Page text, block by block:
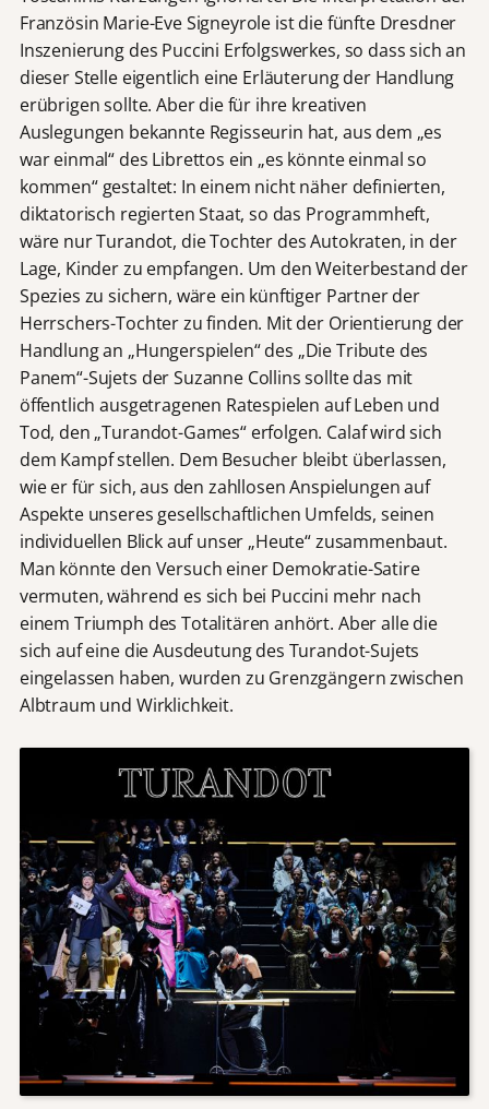
Französin Marie-Eve Signeyrole ist die fünfte Dresdner
Inszenierung des Puccini Erfolgswerkes, so dass sich an
dieser Stelle eigentlich eine Erläuterung der Handlung
erübrigen sollte. Aber die für ihre kreativen
Auslegungen bekannte Regisseurin hat, aus dem „es
war einmal“ des Librettos ein „es könnte einmal so
kommen“ gestaltet: In einem nicht näher definierten,
diktatorisch regierten Staat, so das Programmheft,
wäre nur Turandot, die Tochter des Autokraten, in der
Lage, Kinder zu empfangen. Um den Weiterbestand der
Spezies zu sichern, wäre ein künftiger Partner der
Herrschers-Tochter zu finden. Mit der Orientierung der
Handlung an „Hungerspielen“ des „Die Tribute des
Panem“-Sujets der Suzanne Collins sollte das mit
öffentlich ausgetragenen Ratespielen auf Leben und
Tod, den „Turandot-Games“ erfolgen. Calaf wird sich
dem Kampf stellen. Dem Besucher bleibt überlassen,
wie er für sich, aus den zahllosen Anspielungen auf
Aspekte unseres gesellschaftlichen Umfelds, seinen
individuellen Blick auf unser „Heute“ zusammenbaut.
Man könnte den Versuch einer Demokratie-Satire
vermuten, während es sich bei Puccini mehr nach
einem Triumph des Totalitären anhört. Aber alle die
sich auf eine die Ausdeutung des Turandot-Sujets
eingelassen haben, wurden zu Grenzgängern zwischen
Albtraum und Wirklichkeit.